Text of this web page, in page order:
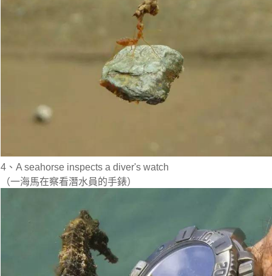
4、A seahorse inspects a diver's watch
（一海馬在察看潛水員的手錶）